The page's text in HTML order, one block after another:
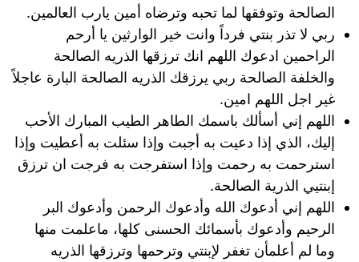
الصالحة وتوفقها لما تحبه وترضاه أمين يارب العالمين.
ربي لا تذر بنتي فرداً وانت خير الوارثين يا أرحم
الراحمين ادعوك اللهم انك ترزقها الذريه الصالحة
والخلفة الصالحة ربي يرزقك الذريه الصالحة البارة عاجلاً
غير اجل اللهم امين.
اللهم إني أسألك باسمك الطاهر الطيب المبارك الأحب
إليك، الذي إذا دعيت به أجبت وإذا سئلت به أعطيت وإذا
استرحمت به رحمت وإذا استفرجت به فرجت ان ترزق
إبنتيي الذرية الصالحة.
اللهم إني أدعوك الله وأدعوك الرحمن وأدعوك البر
الرحيم وأدعوك بأسمائك الحسنى كلها، ماعلمت منها
وما لم أعلمأن تغفر لإبنتي وترحمها وترزقها الذريه